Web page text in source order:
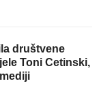
društvene
Toni Cetinski,